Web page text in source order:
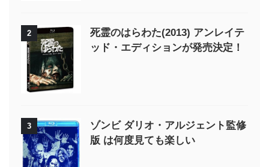
2
死霊のはらわた(2013) アンレイテ
ッド・エディションが発売決定！
3
ゾンビ ダリオ・アルジェント監修
版 は何度見ても楽しい